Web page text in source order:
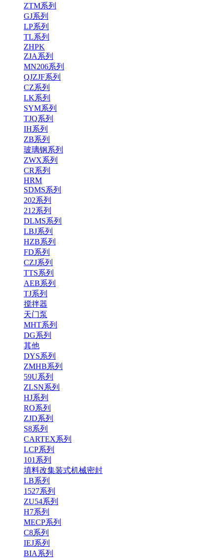
ZTM系列
GJ系列
LP系列
TL系列
ZHPK
ZJA系列
MN206系列
QJZJF系列
CZ系列
LK系列
SYM系列
TJQ系列
IH系列
ZB系列
玻璃钢系列
ZWX系列
CR系列
HRM
SDMS系列
202系列
212系列
DLMS系列
LBJ系列
HZB系列
FD系列
CZJ系列
TTS系列
AEB系列
TJ系列
搅拌器
天门泵
MHT系列
DG系列
其他
DYS系列
ZMHB系列
59U系列
ZLSN系列
HJ系列
RO系列
ZJD系列
S8系列
CARTEX系列
LCP系列
101系列
填料改集装式机械密封
LB系列
1527系列
ZU54系列
H7系列
MECP系列
C8系列
IEJ系列
BIA系列